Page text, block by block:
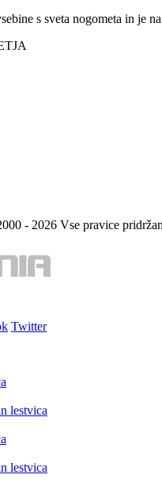
s sveta nogometa in je
- 2026 Vse pravice
Twitter
lestvica
lestvica